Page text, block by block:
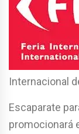
Internacional
Escaparate
promocionará